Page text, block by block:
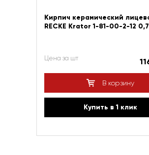
Кирпич керамический
RECKE Krator 1-81-00-2-12
Цена за шт
В корзину
Купить в 1 клик